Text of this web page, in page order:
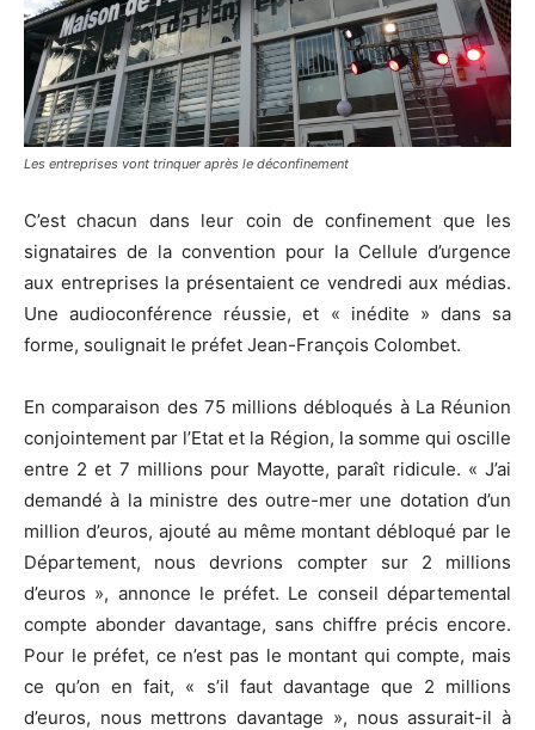
Les entreprises vont trinquer après le déconfinement
C’est chacun dans leur coin de confinement que les
signataires de la convention pour la Cellule d’urgence
aux entreprises la présentaient ce vendredi aux médias.
Une audioconférence réussie, et « inédite » dans sa
forme, soulignait le préfet Jean-François Colombet.
En comparaison des 75 millions débloqués à La Réunion
conjointement par l’Etat et la Région, la somme qui oscille
entre 2 et 7 millions pour Mayotte, paraît ridicule. « J’ai
demandé à la ministre des outre-mer une dotation d’un
million d’euros, ajouté au même montant débloqué par le
Département, nous devrions compter sur 2 millions
d’euros », annonce le préfet. Le conseil départemental
compte abonder davantage, sans chiffre précis encore.
Pour le préfet, ce n’est pas le montant qui compte, mais
ce qu’on en fait, « s’il faut davantage que 2 millions
d’euros, nous mettrons davantage », nous assurait-il à